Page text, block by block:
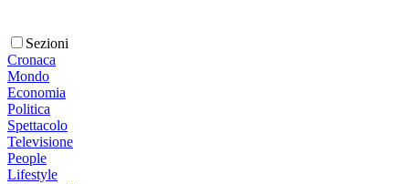
Sezioni
Cronaca
Mondo
Economia
Politica
Spettacolo
Televisione
People
Lifestyle